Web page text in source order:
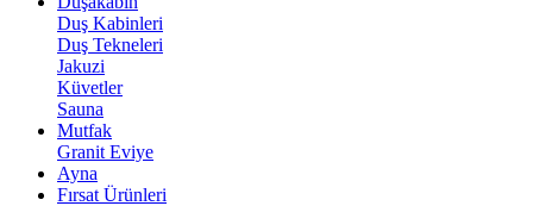
Duş Kabinleri
Duş Tekneleri
Jakuzi
Küvetler
Sauna
Mutfak
Granit Eviye
Ayna
Fırsat Ürünleri